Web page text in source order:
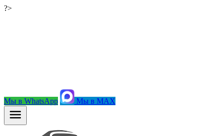
?>
Мы в WhatsApp Мы в MAX